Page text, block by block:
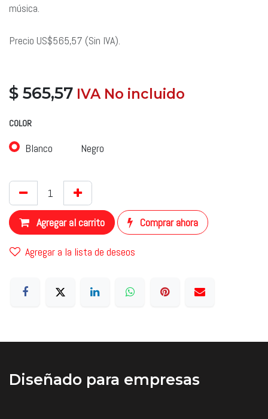
música.
Precio US$565,57 (Sin IVA).
$ 565,57 ​ IVA No incluido
COLOR
Blanco Negro
Agregar al carrito Comprar ahora
Agregar a la lista de deseos
Diseñado para empresas